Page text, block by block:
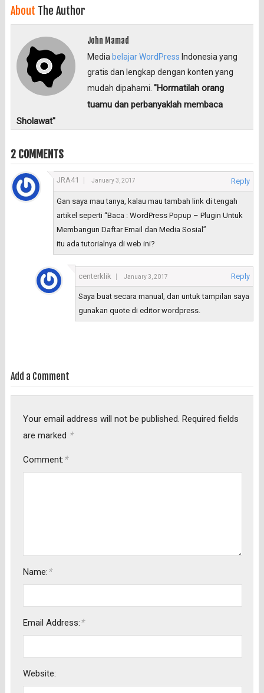
About The Author
John Mamad
Media belajar WordPress Indonesia yang
gratis dan lengkap dengan konten yang
mudah dipahami."Hormatilah orang
tuamu dan perbanyaklah membaca
Sholawat"
2 COMMENTS
JRA41 January 3, 2017 Reply
Gan saya mau tanya, kalau mau tambah link di tengah
artikel seperti “Baca : WordPress Popup – Plugin Untuk
Membangun Daftar Email dan Media Sosial”
itu ada tutorialnya di web ini?
centerklik January 3, 2017 Reply
Saya buat secara manual, dan untuk tampilan saya
gunakan quote di editor wordpress.
Add a Comment
Your email address will not be published. Required fields
are marked *
Comment:*
Name:*
Email Address:*
Website: